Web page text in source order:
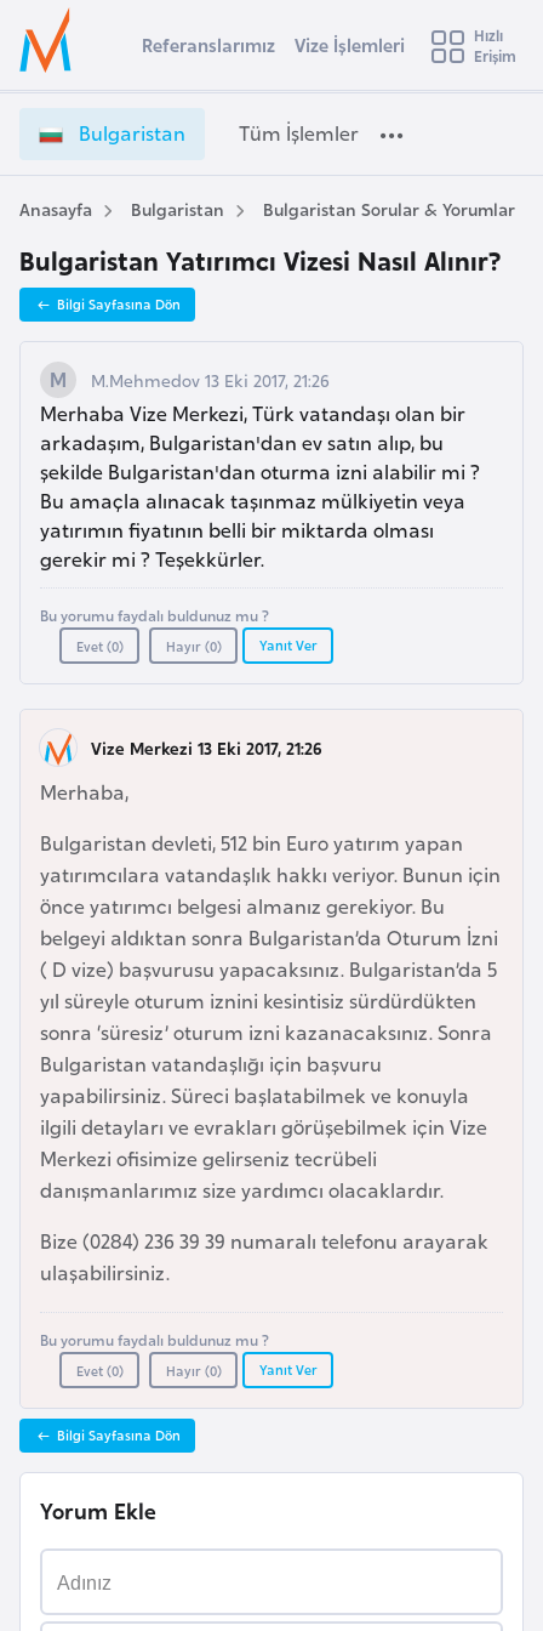
Ülke Seçimi
Başvuru yapmak istediğiniz ülkeyi seçin
Üye
Girişi
u
g
a
s
t
a
n
V
i
z
e
İ
ş
l
e
m
l
e
e
Referanslarımız Vize İşlemleri
Hızlı
Erişim
Bulgaristan Tüm İşlemler
Anasayfa Bulgaristan Bulgaristan Sorular & Yorumlar
Bulgaristan Yatırımcı Vizesi Nasıl Alınır?
Bilgi Sayfasına Dön
M.Mehmedov 13 Eki 2017, 21:26
Merhaba Vize Merkezi, Türk vatandaşı olan bir
arkadaşım, Bulgaristan'dan ev satın alıp, bu
şekilde Bulgaristan'dan oturma izni alabilir mi ?
Bu amaçla alınacak taşınmaz mülkiyetin veya
yatırımın fiyatının belli bir miktarda olması
gerekir mi ? Teşekkürler.
Bu yorumu faydalı buldunuz mu ?
Evet (0) Hayır (0) Yanıt Ver
Vize Merkezi 13 Eki 2017, 21:26
Merhaba,
Bulgaristan devleti, 512 bin Euro yatırım yapan
yatırımcılara vatandaşlık hakkı veriyor. Bunun için
önce yatırımcı belgesi almanız gerekiyor. Bu
belgeyi aldıktan sonra Bulgaristan’da Oturum İzni
( D vize) başvurusu yapacaksınız. Bulgaristan’da 5
yıl süreyle oturum iznini kesintisiz sürdürdükten
sonra ‘süresiz’ oturum izni kazanacaksınız. Sonra
Bulgaristan vatandaşlığı için başvuru
yapabilirsiniz. Süreci başlatabilmek ve konuyla
ilgili detayları ve evrakları görüşebilmek için Vize
Merkezi ofisimize gelirseniz tecrübeli
danışmanlarımız size yardımcı olacaklardır.
Bize (0284) 236 39 39 numaralı telefonu arayarak
ulaşabilirsiniz.
Bu yorumu faydalı buldunuz mu ?
Evet (0) Hayır (0) Yanıt Ver
Bilgi Sayfasına Dön
Yorum Ekle
s
t
r
a
A
u
s
t
u
r
y
a
A
e
r
b
a
c
a
n
B
a
h
r
e
y
n
B
a
n
g
d
e